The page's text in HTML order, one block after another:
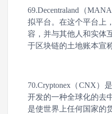
69.Decentraland（
拟平台。在这个平台上
容，并与其他人和实体
于区块链的土地账本宣
70.Cryptonex（CNX）
开发的一种全球化的去
是使世界上任何国家的